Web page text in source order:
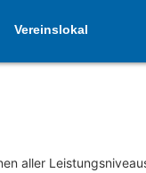
Vereinslokal
aller